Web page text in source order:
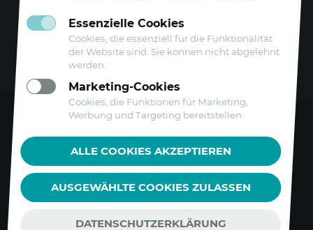
Barrierefreiheitserklärung
Impressum
Essenzielle Cookies
Cookies, die essenziell für die Funktionalität
der Website sind. Sie können nicht abgelehnt
werden.
Marketing-Cookies
Cookies, die Funktionen für Marketing,
Werbung und Targeting bereitstellen.
ALLE COOKIES AKZEPTIEREN
AUSGEWÄHLTE COOKIES ZULASSEN
DATENSCHUTZERKLÄRUNG